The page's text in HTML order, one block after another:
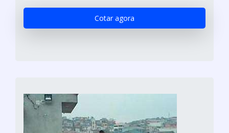
Cotar agora